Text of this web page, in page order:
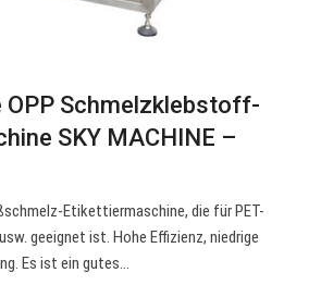
Schmelzklebstoff-
SKY MACHINE –
Etikettiermaschine, die für PET-
geeignet ist. Hohe Effizienz, niedrige
Es ist ein gutes…